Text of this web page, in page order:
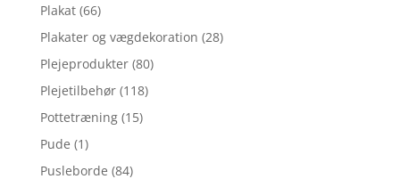
Plakat (66)
Plakater og vægdekoration (28)
Plejeprodukter (80)
Plejetilbehør (118)
Pottetræning (15)
Pude (1)
Pusleborde (84)